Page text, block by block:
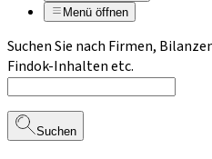
Menü öffnen
Suchen Sie nach Firmen,
Findok-Inhalten etc.
Suchen